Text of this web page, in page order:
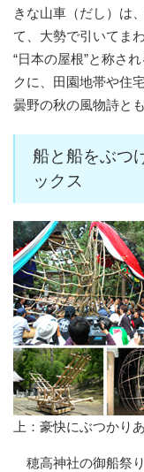
きな山車（だし）は
て、大勢で引いてま
“日本の屋根”と称さ
クに、田園地帯や住
曇野の秋の風物詩と
船と船をぶつ
ックス
上：豪快にぶつか
穂高神社の御船祭